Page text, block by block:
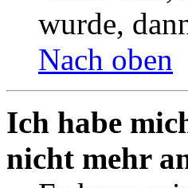
wurde,
Nach oben
Ich habe
nicht mehr